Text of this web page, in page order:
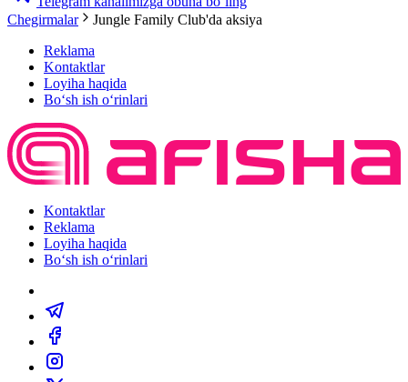
Chegirmalar
Jungle Family Club'da aksiya
Reklama
Kontaktlar
Loyiha haqida
Bo‘sh ish o‘rinlari
Kontaktlar
Reklama
Loyiha haqida
Bo‘sh ish o‘rinlari